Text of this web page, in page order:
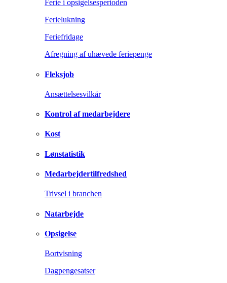
Ferie i opsigelsesperioden
Ferielukning
Feriefridage
Afregning af uhævede feriepenge
Fleksjob
Ansættelsesvilkår
Kontrol af medarbejdere
Kost
Lønstatistik
Medarbejdertilfredshed
Trivsel i branchen
Natarbejde
Opsigelse
Bortvisning
Dagpengesatser